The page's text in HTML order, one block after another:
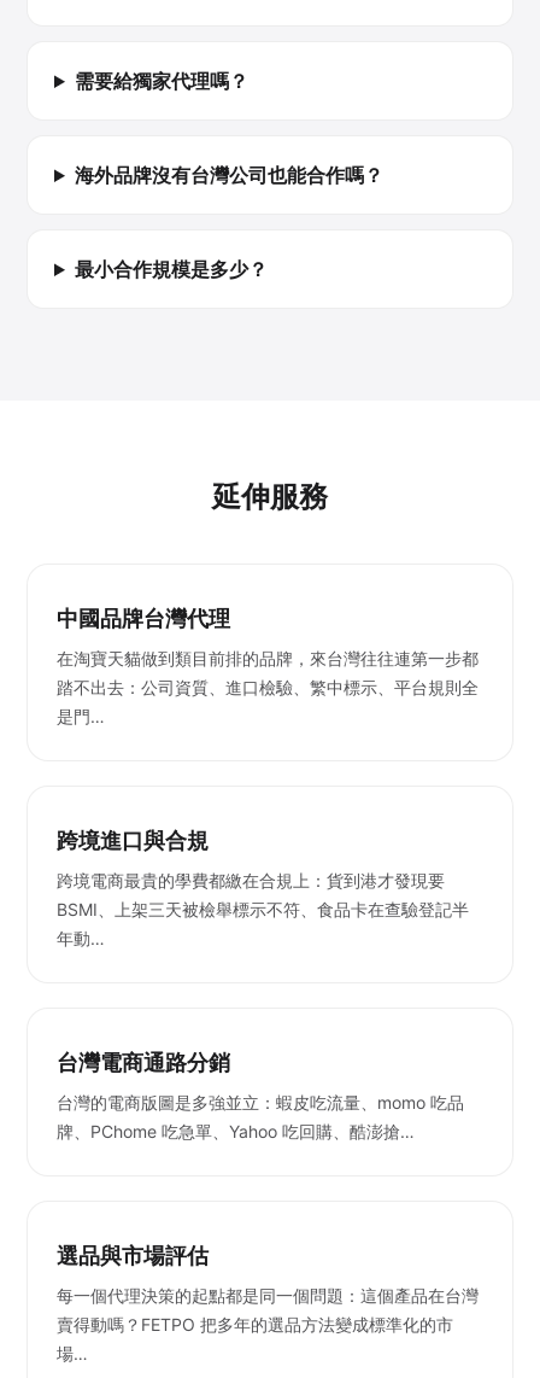
需要給獨家代理嗎？
海外品牌沒有台灣公司也能合作嗎？
最小合作規模是多少？
延伸服務
中國品牌台灣代理
在淘寶天貓做到類目前排的品牌，來台灣往往連第一步都
踏不出去：公司資質、進口檢驗、繁中標示、平台規則全
是門…
跨境進口與合規
跨境電商最貴的學費都繳在合規上：貨到港才發現要
BSMI、上架三天被檢舉標示不符、食品卡在查驗登記半
年動…
台灣電商通路分銷
台灣的電商版圖是多強並立：蝦皮吃流量、momo 吃品
牌、PChome 吃急單、Yahoo 吃回購、酷澎搶…
選品與市場評估
每一個代理決策的起點都是同一個問題：這個產品在台灣
賣得動嗎？FETPO 把多年的選品方法變成標準化的市
場…